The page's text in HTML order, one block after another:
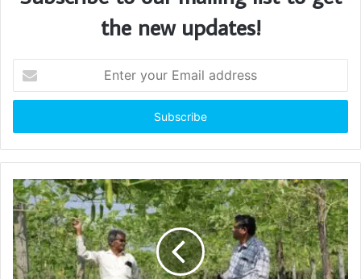
the new updates!
t
r
y
u
r
E
m
a
i